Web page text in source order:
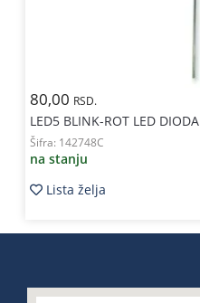
80,00 RSD.
LED5 BLINK-ROT LED DIODA
Šifra: 142748C
na stanju
Lista želja